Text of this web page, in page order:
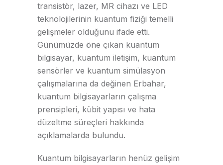
transistör, lazer, MR cihazı ve LED
teknolojilerinin kuantum fiziği temelli
gelişmeler olduğunu ifade etti.
Günümüzde öne çıkan kuantum
bilgisayar, kuantum iletişim, kuantum
sensörler ve kuantum simülasyon
çalışmalarına da değinen Erbahar,
kuantum bilgisayarların çalışma
prensipleri, kübit yapısı ve hata
düzeltme süreçleri hakkında
açıklamalarda bulundu.
Kuantum bilgisayarların henüz gelişim